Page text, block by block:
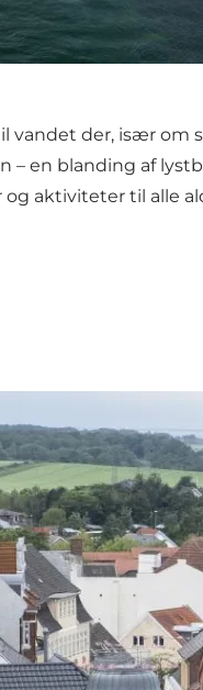
vandet der, især om
– en blanding af
aktiviteter til alle